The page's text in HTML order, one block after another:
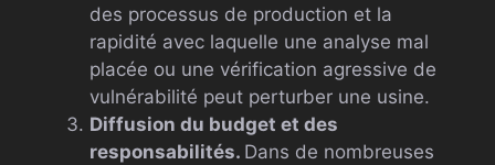
des processus de production et la
rapidité avec laquelle une analyse mal
placée ou une vérification agressive de
vulnérabilité peut perturber une usine.
Diffusion du budget et des
responsabilités. Dans de nombreuses